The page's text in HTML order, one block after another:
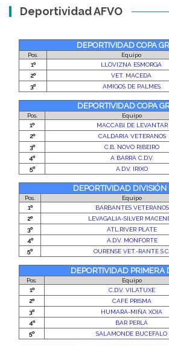
Deportividad AFVO